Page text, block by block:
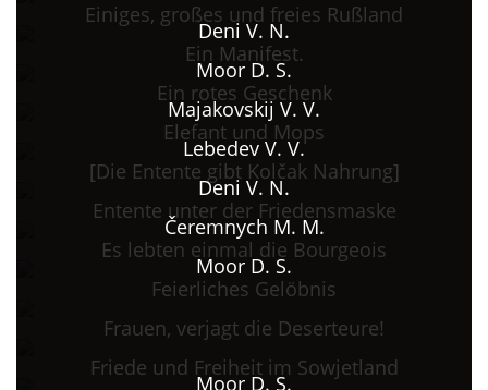
Einiges, großes und freies Rußland
Deni V. N.
Ein Manifest.
Moor D. S.
Ein rotes Geschenk
Majakovskij V. V.
Elefant und Mops
Lebedev V. V.
[Die Entente gibt Kolčak Nahrung]
Deni V. N.
Entente unter der Friedensmaske
Čeremnych M. M.
Es lebten einmal die Bourgeois
Moor D. S.
Feierliches Gelöbnis
Frauen, verjagt die Deserteure!
Friede und Freiheit im Sowjetland
Moor D. S.